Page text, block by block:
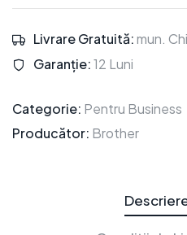
Livrare Gratuită:mun.
Garanție:12 Luni
Categorie: Pentru Business
Producător: Brother